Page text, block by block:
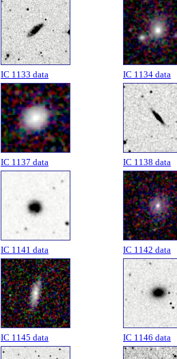
IC 1133 data IC 1134 data
IC 1137 data IC 1138 data
IC 1141 data IC 1142 data
IC 1145 data IC 1146 data